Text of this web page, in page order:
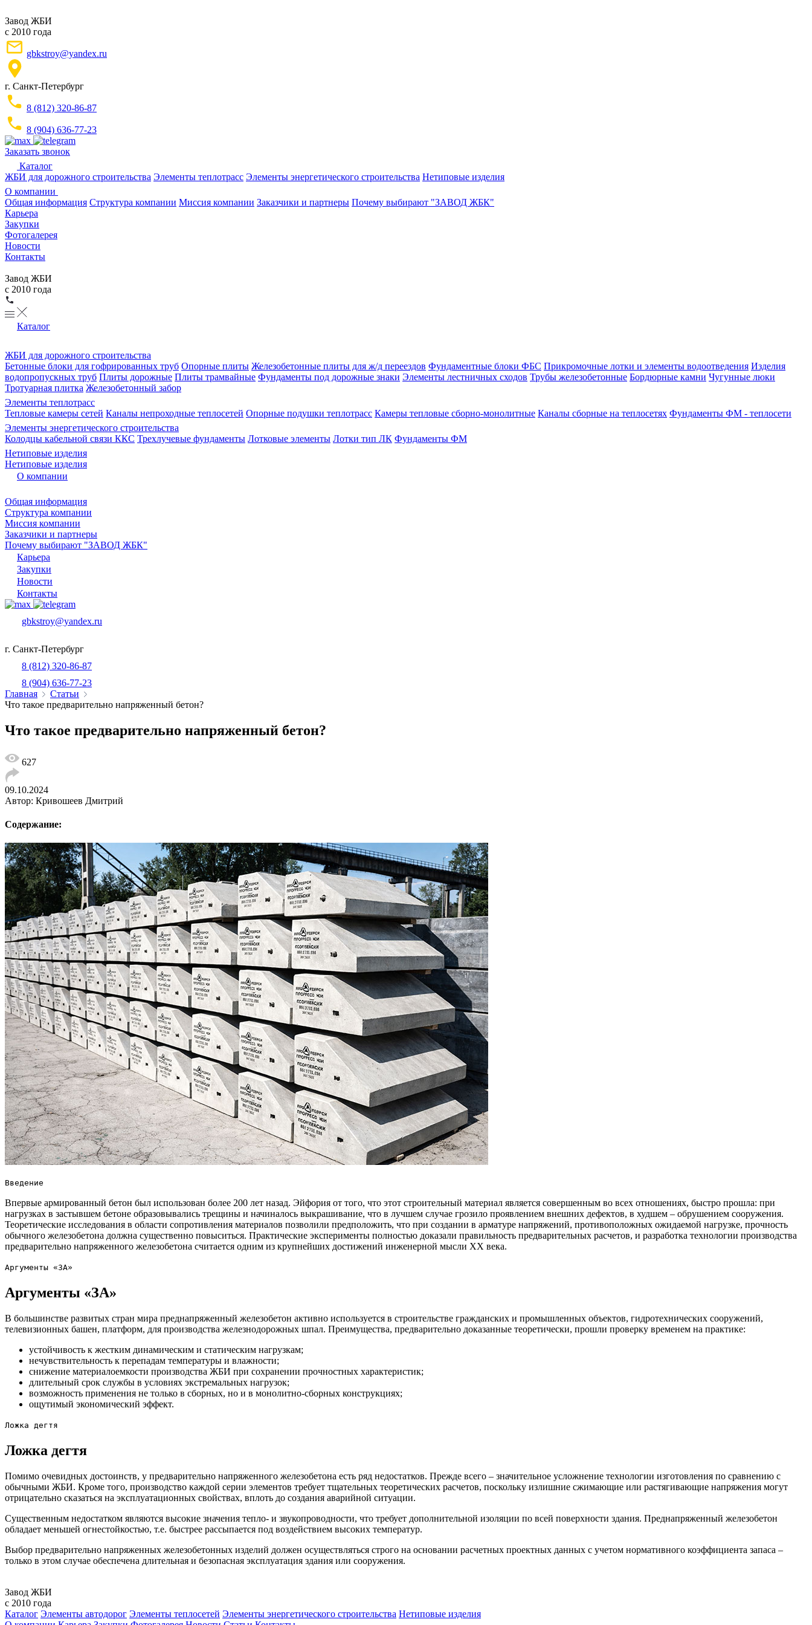
Завод ЖБИ
с 2010 года
gbkstroy@yandex.ru
г. Санкт-Петербург
8 (812) 320-86-87
8 (904) 636-77-23
Заказать звонок
Каталог
ЖБИ для дорожного строительства Элементы теплотрасс Элементы энергетического строительства Нетиповые изделия
О компании
Общая информация Структура компании Миссия компании Заказчики и партнеры Почему выбирают "ЗАВОД ЖБК"
Карьера
Закупки
Фотогалерея
Новости
Контакты
Завод ЖБИ
с 2010 года
Каталог
ЖБИ для дорожного строительства
Бетонные блоки для гофрированных труб Опорные плиты Железобетонные плиты для ж/д переездов Фундаментные блоки ФБС Прикромочные лотки и элементы водоотведения Изделия
водопропускных труб Плиты дорожные Плиты трамвайные Фундаменты под дорожные знаки Элементы лестничных сходов Трубы железобетонные Бордюрные камни Чугунные люки
Тротуарная плитка Железобетонный забор
Элементы теплотрасс
Тепловые камеры сетей Каналы непроходные теплосетей Опорные подушки теплотрасс Камеры тепловые сборно-монолитные Каналы сборные на теплосетях Фундаменты ФМ - теплосети
Элементы энергетического строительства
Колодцы кабельной связи ККС Трехлучевые фундаменты Лотковые элементы Лотки тип ЛК Фундаменты ФМ
Нетиповые изделия
Нетиповые изделия
О компании
Общая информация
Структура компании
Миссия компании
Заказчики и партнеры
Почему выбирают "ЗАВОД ЖБК"
Карьера
Закупки
Новости
Контакты
gbkstroy@yandex.ru
г. Санкт-Петербург
8 (812) 320-86-87
8 (904) 636-77-23
Главная
Статьи
Что такое предварительно напряженный бетон?
Что такое предварительно напряженный бетон?
627
09.10.2024
Автор: Кривошеев Дмитрий
Содержание:
Введение
Впервые армированный бетон был использован более 200 лет назад. Эйфория от того, что этот строительный материал является совершенным во всех отношениях, быстро прошла: при
нагрузках в застывшем бетоне образовывались трещины и начиналось выкрашивание, что в лучшем случае грозило проявлением внешних дефектов, в худшем – обрушением сооружения.
Теоретические исследования в области сопротивления материалов позволили предположить, что при создании в арматуре напряжений, противоположных ожидаемой нагрузке, прочность
обычного железобетона должна существенно повыситься. Практические эксперименты полностью доказали правильность предварительных расчетов, и разработка технологии производства
предварительно напряженного железобетона считается одним из крупнейших достижений инженерной мысли XX века.
Аргументы «ЗА»
Аргументы «ЗА»
В большинстве развитых стран мира преднапряженный железобетон активно используется в строительстве гражданских и промышленных объектов, гидротехнических сооружений,
телевизионных башен, платформ, для производства железнодорожных шпал. Преимущества, предварительно доказанные теоретически, прошли проверку временем на практике:
устойчивость к жестким динамическим и статическим нагрузкам;
нечувствительность к перепадам температуры и влажности;
снижение материалоемкости производства ЖБИ при сохранении прочностных характеристик;
длительный срок службы в условиях экстремальных нагрузок;
возможность применения не только в сборных, но и в монолитно-сборных конструкциях;
ощутимый экономический эффект.
Ложка дегтя
Ложка дегтя
Помимо очевидных достоинств, у предварительно напряженного железобетона есть ряд недостатков. Прежде всего – значительное усложнение технологии изготовления по сравнению с
обычными ЖБИ. Кроме того, производство каждой серии элементов требует тщательных теоретических расчетов, поскольку излишние сжимающие или растягивающие напряжения могут
отрицательно сказаться на эксплуатационных свойствах, вплоть до создания аварийной ситуации.
Существенным недостатком являются высокие значения тепло- и звукопроводности, что требует дополнительной изоляции по всей поверхности здания. Преднапряженный железобетон
обладает меньшей огнестойкостью, т.е. быстрее рассыпается под воздействием высоких температур.
Выбор предварительно напряженных железобетонных изделий должен осуществляться строго на основании расчетных проектных данных с учетом нормативного коэффициента запаса –
только в этом случае обеспечена длительная и безопасная эксплуатация здания или сооружения.
Завод ЖБИ
с 2010 года
Каталог Элементы автодорог Элементы теплосетей Элементы энергетического строительства Нетиповые изделия